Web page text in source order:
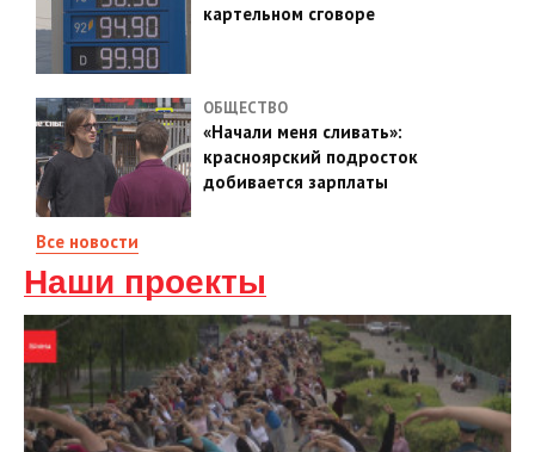
картельном сговоре
ОБЩЕСТВО
«Начали меня сливать»:
красноярский подросток
добивается зарплаты
Все новости
Наши проекты